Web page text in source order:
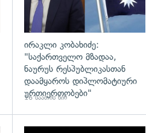
ირაკლი კობახიძე:
"საქართველო მზადაა,
ნაურუს რესპუბლიკასთან
დაამყაროს დიპლომატიური
ურთიერთობები"
16 საათის წინ